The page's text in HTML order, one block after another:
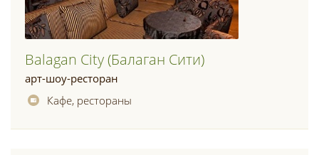
Balagan City (балаган Сити)
арт-шоу-ресторан
Кафе, рестораны